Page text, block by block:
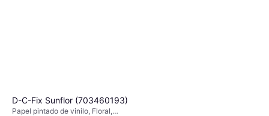
D-C-Fix Sunflor (703460193)
Papel pintado de vinilo, Floral,